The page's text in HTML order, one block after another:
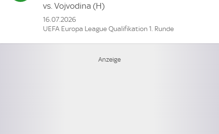
vs. Vojvodina (H)
16.07.2026
UEFA Europa League Qualifikation 1. Runde